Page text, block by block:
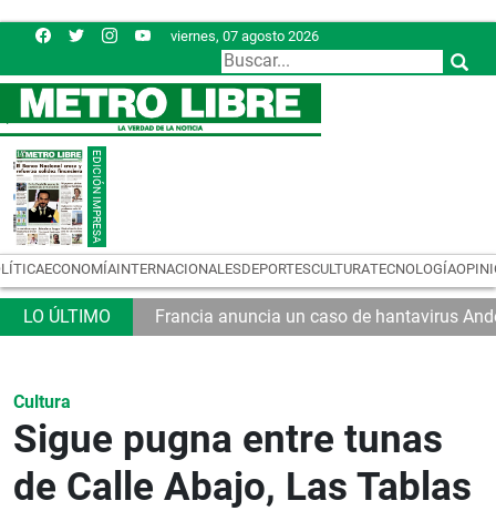
viernes, 07 agosto 2026
ECONOMÍAINTERNACIONALESDEPORTESCULTURATECNOLOGÍA
Francia anuncia un caso de hantavirus
Cultura
Sigue pugna entre tunas
de Calle Abajo, Las Tablas